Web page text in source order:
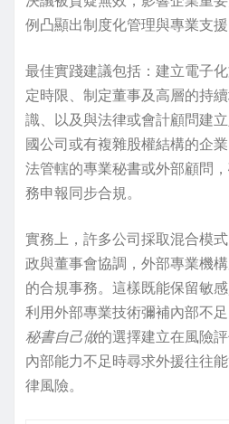
例凸顯出制度化管理與專業支援
最佳實踐建議包括：建立電子
定時限、制定董事及高層的持
識、以及與法律或會計顧問建
國公司或有複雜股權結構的企
法管轄的專業秘書或外部顧問
務申報同步合規。
實務上，許多公司採取混合模
政與董事會協調，外部專業機
的合規事務。這樣既能保留敏
利用外部專業技術彌補內部不
秘書自己做的選擇建立在風險
內部能力不足時尋求外援往往
律風險。